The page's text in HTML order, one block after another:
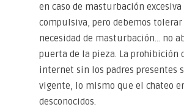
en caso de masturbación excesiva
compulsiva, pero debemos tolerar
necesidad de masturbación… no
puerta de la pieza. La prohibición
internet sin los padres presentes
vigente, lo mismo que el chateo
desconocidos.